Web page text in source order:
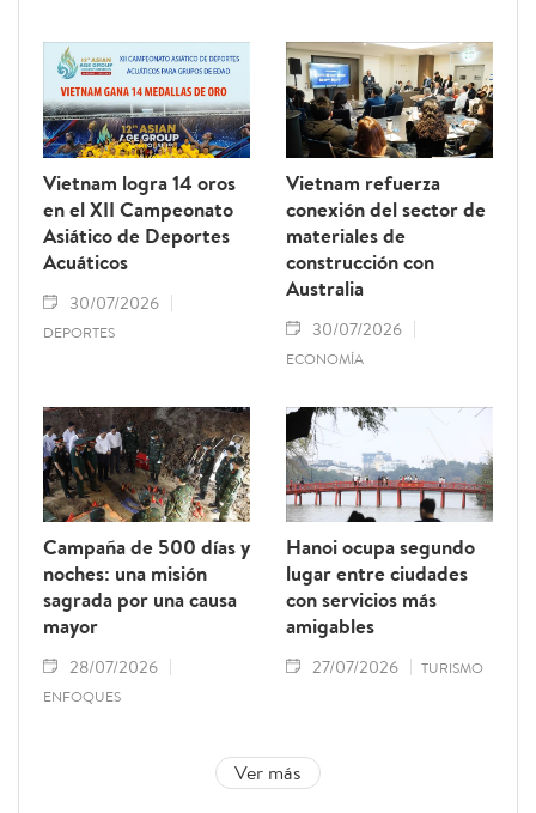
Vietnam logra 14 oros
en el XII Campeonato
Asiático de Deportes
Acuáticos
30/07/2026
DEPORTES
Vietnam refuerza
conexión del sector de
materiales de
construcción con
Australia
30/07/2026
ECONOMÍA
Campaña de 500 días y
noches: una misión
sagrada por una causa
mayor
28/07/2026
ENFOQUES
Hanoi ocupa segundo
lugar entre ciudades
con servicios más
amigables
27/07/2026 TURISMO
Ver más